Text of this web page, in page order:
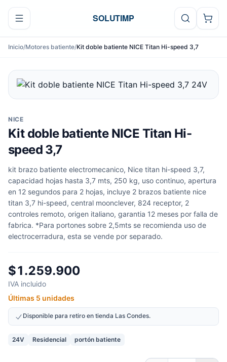
Ir al contenido
SOLUTIMP
Inicio/Motores batiente/Kit doble batiente NICE Titan Hi-speed 3,7
NICE
Kit doble batiente NICE Titan Hi-
speed 3,7
kit brazo batiente electromecanico, Nice titan hi-speed 3,7,
capacidad hojas hasta 3,7 mts, 250 kg, uso continuo, apertura
en 12 segundos para 2 hojas, incluye 2 brazos batiente nice
titan 3,7 hi-speed, central moonclever, 824 receptor, 2
controles remoto, origen italiano, garantia 12 meses por falla de
fabrica. *Para portones sobre 2,5mts se recomienda uso de
electrocerradura, esta se vende por separado.
$1.259.900
IVA incluido
Últimas 5 unidades
Disponible para retiro en tienda Las Condes.
24V Residencial portón batiente